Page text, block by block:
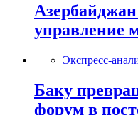
управление
Экспресс-
Баку
форум в